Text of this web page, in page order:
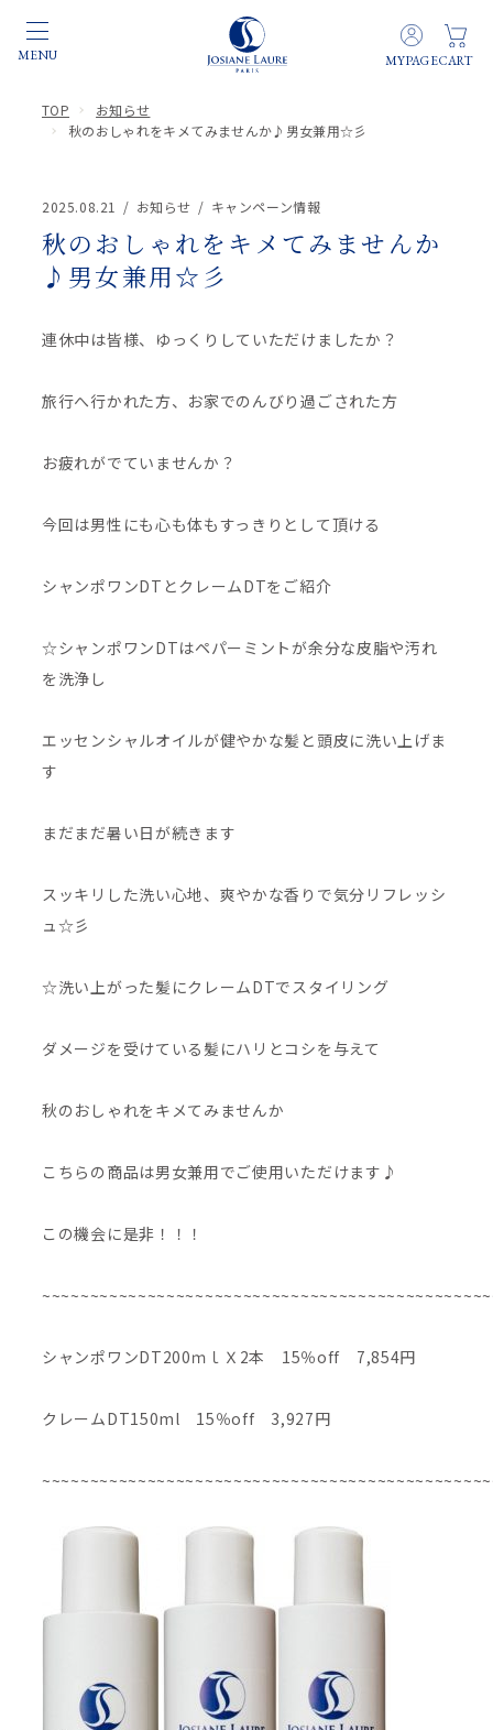
TOP
お知らせ
秋のおしゃれをキメてみませんか♪男女兼用☆彡
秋のおしゃれをキメてみませんか
♪男女兼用☆彡
2025.08.21 お知らせ キャンペーン情報
連休中は皆様、ゆっくりしていただけましたか？
旅行へ行かれた方、お家でのんびり過ごされた方
お疲れがでていませんか？
今回は男性にも心も体もすっきりとして頂ける
シャンポワンDTとクレームDTをご紹介
☆シャンポワンDTはペパーミントが余分な皮脂や汚れ
を洗浄し
エッセンシャルオイルが健やかな髪と頭皮に洗い上げま
す
まだまだ暑い日が続きます
スッキリした洗い心地、爽やかな香りで気分リフレッシ
ュ☆彡
☆洗い上がった髪にクレームDTでスタイリング
ダメージを受けている髪にハリとコシを与えて
秋のおしゃれをキメてみませんか
こちらの商品は男女兼用でご使用いただけます♪
この機会に是非！！！
シャンポワンDT200ｍｌＸ2本 15％off 7,854円
クレームDT150ml 15％off 3,927円